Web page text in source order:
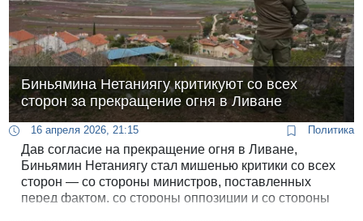
Биньямина Нетаниягу критикуют со всех
сторон за прекращение огня в Ливане
16 апреля 2026, 21:15 Политика
Дав согласие на прекращение огня в Ливане,
Биньямин Нетаниягу стал мишенью критики со всех
сторон — со стороны министров, поставленных
перед фактом, со стороны оппозиции и со стороны